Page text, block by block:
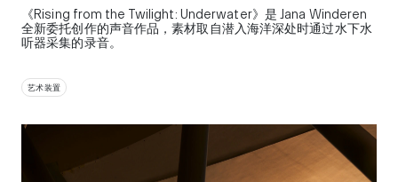
《Rising from the Twilight: Underwater》是 Jana Winderen
全新委托创作的声音作品，素材取自潜入海洋深处时通过水下水
听器采集的录音。
艺术装置